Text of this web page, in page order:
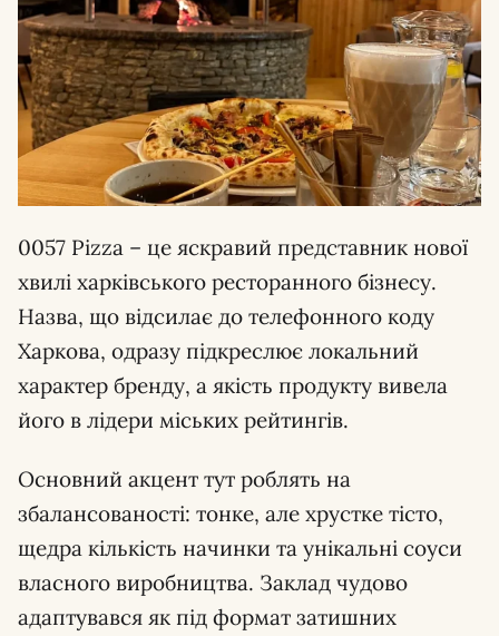
0057 Pizza – це яскравий представник нової
хвилі харківського ресторанного бізнесу.
Назва, що відсилає до телефонного коду
Харкова, одразу підкреслює локальний
характер бренду, а якість продукту вивела
його в лідери міських рейтингів.
Основний акцент тут роблять на
збалансованості: тонке, але хрустке тісто,
щедра кількість начинки та унікальні соуси
власного виробництва. Заклад чудово
адаптувався як під формат затишних